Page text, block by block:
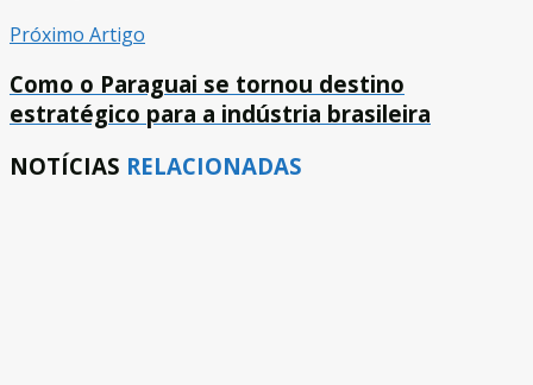
Próximo Artigo
Como o Paraguai se tornou destino
estratégico para a indústria brasileira
NOTÍCIAS RELACIONADAS